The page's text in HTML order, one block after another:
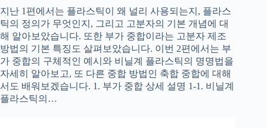
지난 1편에서는 플라스틱이 왜 널리 사용되는지, 플라스
틱의 정의가 무엇인지, 그리고 고분자의 기본 개념에 대
해 알아보았습니다. 또한 부가 중합이라는 고분자 제조
방법의 기본 특징도 살펴보았습니다. 이번 2편에서는 부
가 중합의 구체적인 예시와 비닐계 플라스틱의 명명법을
자세히 알아보고, 또 다른 중합 방법인 축합 중합에 대해
서도 배워보겠습니다. 1. 부가 중합 상세 설명 1-1. 비닐계
플라스틱의…